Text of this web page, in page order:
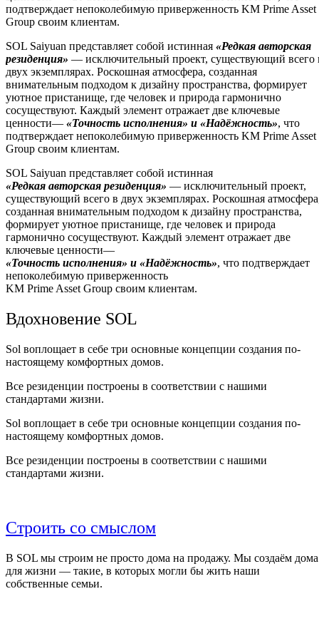
подтверждает непоколебимую приверженность KM Prime Asset
Group своим клиентам.
SOL Saiyuan представляет собой истинная «Редкая авторская
резиденция» — исключительный проект, существующий всего
двух экземплярах. Роскошная атмосфера, созданная
внимательным подходом к дизайну пространства, формирует
уютное пристанище, где человек и природа гармонично
сосуществуют. Каждый элемент отражает две ключевые
ценности— «Точность исполнения» и «Надёжность», что
подтверждает непоколебимую приверженность KM Prime Asset
Group своим клиентам.
SOL Saiyuan представляет собой истинная
«Редкая авторская резиденция» — исключительный проект,
существующий всего в двух экземплярах. Роскошная
созданная внимательным подходом к дизайну пространства,
формирует уютное пристанище, где человек и природа
гармонично сосуществуют. Каждый элемент отражает две
ключевые ценности—
«Точность исполнения» и «Надёжность», что подтверждает
непоколебимую приверженность
KM Prime Asset Group своим клиентам.
Вдохновение SOL
Sol воплощает в себе три основные концепции создания по-
настоящему комфортных домов.
Все резиденции построены в соответствии с нашими
стандартами жизни.
Sol воплощает в себе три основные концепции создания по-
настоящему комфортных домов.
Все резиденции построены в соответствии с нашими
стандартами жизни.
Строить со смыслом
В SOL мы строим не просто дома на продажу. Мы создаём дома
для жизни — такие, в которых могли бы жить наши
собственные семьи.